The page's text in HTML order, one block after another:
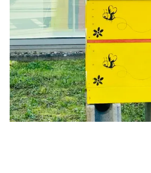
English
China
中文
South Korea
한국어
New Zealand